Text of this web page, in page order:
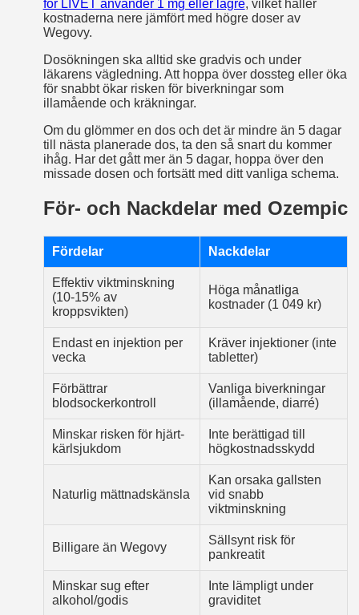
för LIVET använder 1 mg eller lägre, vilket håller
kostnaderna nere jämfört med högre doser av
Wegovy.
Dosökningen ska alltid ske gradvis och under
läkarens vägledning. Att hoppa över dossteg eller öka
för snabbt ökar risken för biverkningar som
illamående och kräkningar.
Om du glömmer en dos och det är mindre än 5 dagar
till nästa planerade dos, ta den så snart du kommer
ihåg. Har det gått mer än 5 dagar, hoppa över den
missade dosen och fortsätt med ditt vanliga schema.
För- och Nackdelar med Ozempic
Fördelar Nackdelar
Effektiv viktminskning
(10-15% av
kroppsvikten)
Höga månatliga
kostnader (1 049 kr)
Endast en injektion per
vecka
Kräver injektioner (inte
tabletter)
Förbättrar
blodsockerkontroll
Vanliga biverkningar
(illamående, diarré)
Minskar risken för hjärt-
kärlsjukdom
Inte berättigad till
högkostnadsskydd
Naturlig mättnadskänsla
Kan orsaka gallsten
vid snabb
viktminskning
Billigare än Wegovy
Sällsynt risk för
pankreatit
Minskar sug efter
alkohol/godis
Inte lämpligt under
graviditet